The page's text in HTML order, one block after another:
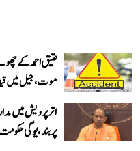
موت، جیل میں
اتر پردیش میں
پر بند، یوگی